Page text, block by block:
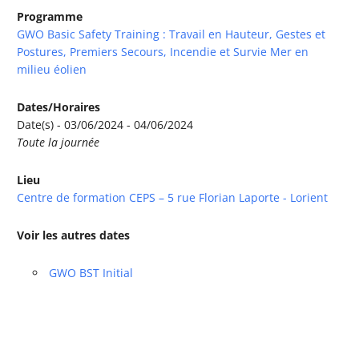
Programme
GWO Basic Safety Training : Travail en Hauteur, Gestes et
Postures, Premiers Secours, Incendie et Survie Mer en
milieu éolien
Dates/Horaires
Date(s) - 03/06/2024 - 04/06/2024
Toute la journée
Lieu
Centre de formation CEPS – 5 rue Florian Laporte - Lorient
Voir les autres dates
GWO BST Initial